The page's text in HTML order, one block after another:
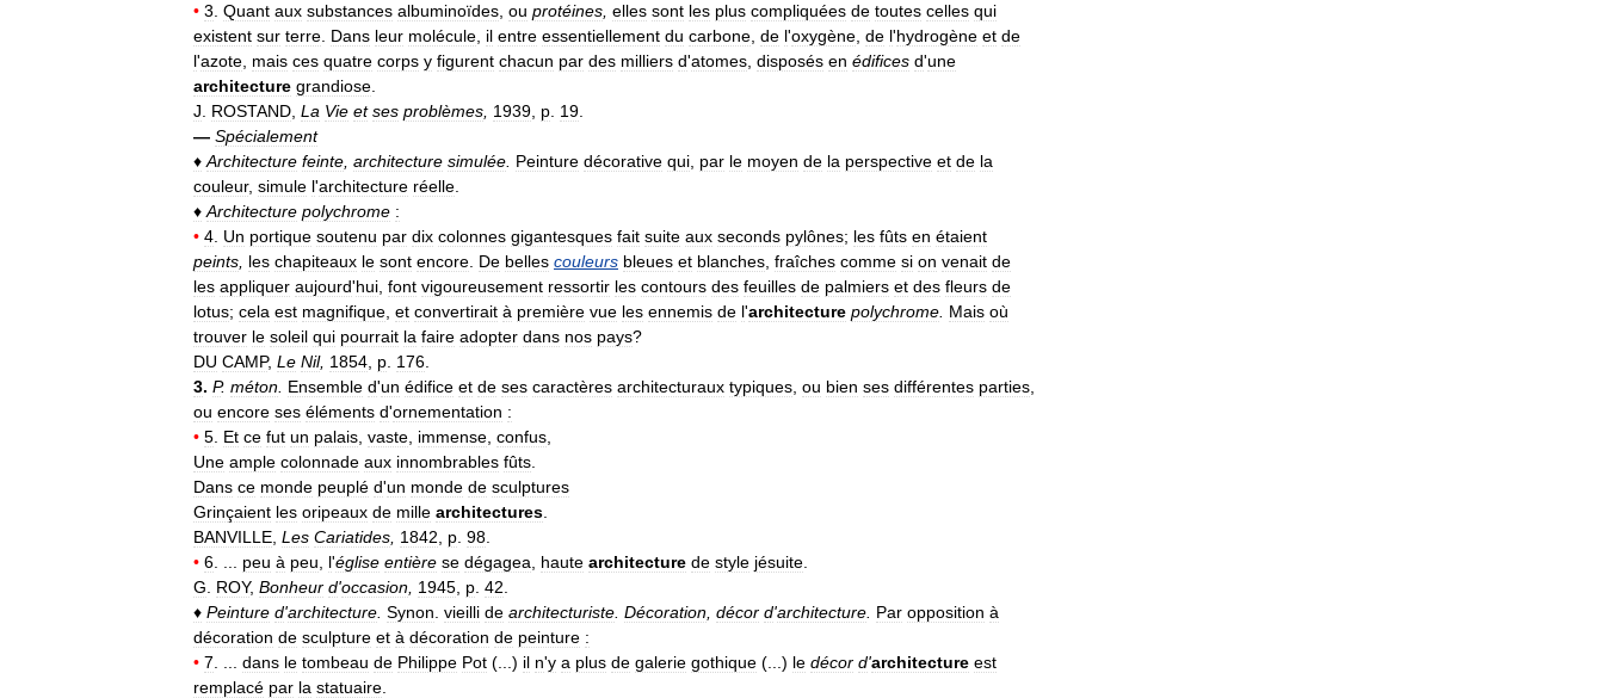
• 3 Quant aux substances albuminoïdes ou protéines elles sont les plus compliquées de toutes celles qui
existent sur terre Dans leur molécule il entre essentiellement du carbone de l'oxygène de l'hydrogène et de
l'azote mais ces quatre corps y figurent chacun par des milliers d'atomes disposés en édifices d'une
architecture grandiose
J
ROSTAND La Vie et ses problèmes 1939 p 19
— Spécialement
♦ Architecture feinte architecture simulée Peinture décorative qui par le moyen de la perspective et de la
couleur, simule l'architecture réelle
♦ Architecture polychrome :
• 4 Un portique soutenu par dix colonnes gigantesques fait suite aux seconds pylônes; les fûts en étaient
peints les chapiteaux le sont encore De belles couleurs bleues et blanches fraîches comme si on venait de
les appliquer aujourd'hui font vigoureusement ressortir les contours des feuilles de palmiers et des fleurs de
lotus; cela est magnifique et convertirait à première vue les ennemis de l'architecture polychrome Mais où
trouver le soleil qui pourrait la faire adopter dans nos pays?
DU CAMP, Le Nil, 1854 p 176
3. P. méton Ensemble d'un édifice et de ses caractères architecturaux typiques ou bien ses différentes parties
ou encore ses éléments d'ornementation :
• 5 Et ce fut un palais vaste immense confus
Une ample colonnade aux innombrables fûts
Dans ce monde peuplé d'un monde de sculptures
Grinçaient les oripeaux de mille architectures
BANVILLE Les Cariatides 1842 p 98
• 6 peu à peu l'église entière se dégagea haute architecture de style jésuite
G
ROY, Bonheur d'occasion 1945 p 42
♦ Peinture d'architecture Synon vieilli de architecturiste Décoration décor d'architecture Par opposition à
décoration de sculpture et à décoration de peinture :
• 7 dans le tombeau de Philippe Pot (...) il n'y a plus de galerie gothique (...) le décor d'architecture est
remplacé par la statuaire